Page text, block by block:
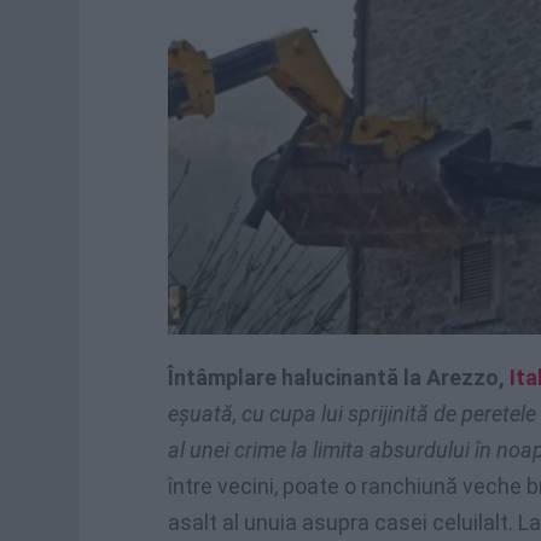
Întâmplare halucinantă la Arezzo,
eșuată, cu cupa lui sprijinită de
al unei crime la limita absurdului în
între vecini, poate o ranchiună veche
asalt al unuia asupra casei celuilalt.